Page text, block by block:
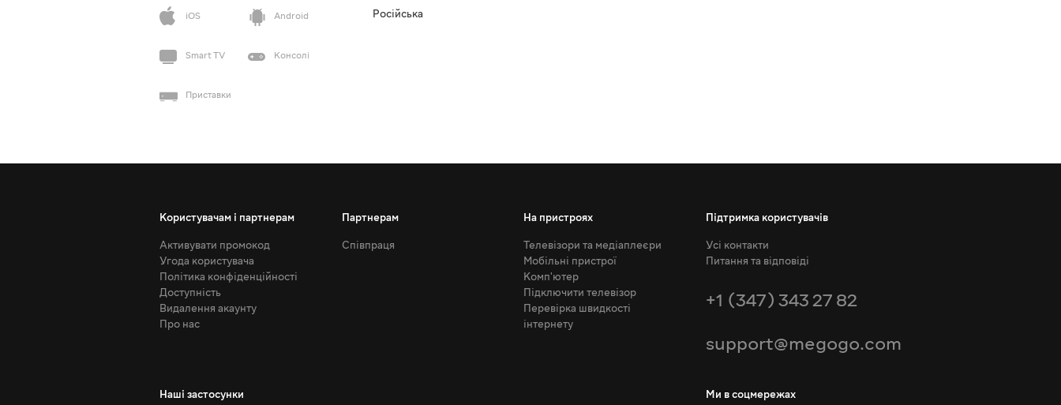
iOS
Android
Smart TV Консолі
Приставки
Російська
Користувачам і партнерам
Активувати промокод
Угода користувача
Політика конфіденційності
Доступність
Видалення акаунту
Про нас
Партнерам
Співпраця
На пристроях
Телевізори та медіаплеєри
Мобільні пристрої
Комп'ютер
Підключити телевізор
Перевірка швидкості
інтернету
Підтримка користувачів
Усі контакти
Питання та відповіді
+1 (347) 343 27 82
support@megogo.com
Наші застосунки Ми в соцмережах